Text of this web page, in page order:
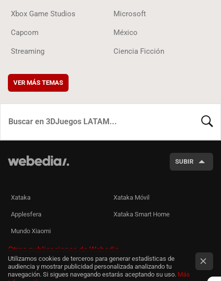
Xbox Game Studios Microsoft
Capcom México
Streaming Ciencia Ficción
VER MÁS TEMAS
SUBIR
Xataka Xataka Móvil
Applesfera Xataka Smart Home
Mundo Xiaomi
Otras publicaciones de Webedia
Utilizamos cookies de terceros para generar estadísticas de
audiencia y mostrar publicidad personalizada analizando tu
navegación. Si sigues navegando estarás aceptando su uso. Más